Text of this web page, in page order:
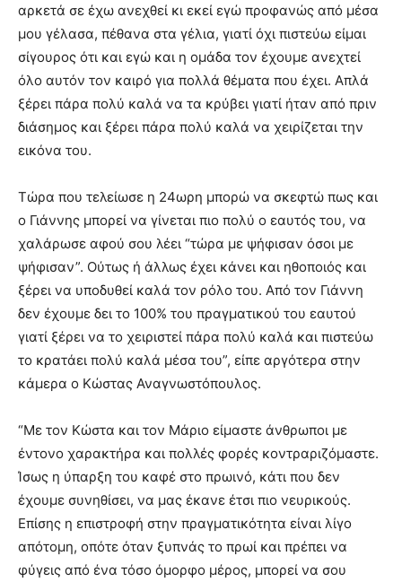
αρκετά σε έχω ανεχθεί κι εκεί εγώ προφανώς από μέσα
μου γέλασα, πέθανα στα γέλια, γιατί όχι πιστεύω είμαι
σίγουρος ότι και εγώ και η ομάδα τον έχουμε ανεχτεί
όλο αυτόν τον καιρό για πολλά θέματα που έχει. Απλά
ξέρει πάρα πολύ καλά να τα κρύβει γιατί ήταν από πριν
διάσημος και ξέρει πάρα πολύ καλά να χειρίζεται την
εικόνα του.
Τώρα που τελείωσε η 24ωρη μπορώ να σκεφτώ πως και
ο Γιάννης μπορεί να γίνεται πιο πολύ ο εαυτός του, να
χαλάρωσε αφού σου λέει “τώρα με ψήφισαν όσοι με
ψήφισαν”. Ούτως ή άλλως έχει κάνει και ηθοποιός και
ξέρει να υποδυθεί καλά τον ρόλο του. Από τον Γιάννη
δεν έχουμε δει το 100% του πραγματικού του εαυτού
γιατί ξέρει να το χειριστεί πάρα πολύ καλά και πιστεύω
το κρατάει πολύ καλά μέσα του”, είπε αργότερα στην
κάμερα ο Κώστας Αναγνωστόπουλος.
“Με τον Κώστα και τον Μάριο είμαστε άνθρωποι με
έντονο χαρακτήρα και πολλές φορές κοντραριζόμαστε.
Ίσως η ύπαρξη του καφέ στο πρωινό, κάτι που δεν
έχουμε συνηθίσει, να μας έκανε έτσι πιο νευρικούς.
Επίσης η επιστροφή στην πραγματικότητα είναι λίγο
απότομη, οπότε όταν ξυπνάς το πρωί και πρέπει να
φύγεις από ένα τόσο όμορφο μέρος, μπορεί να σου